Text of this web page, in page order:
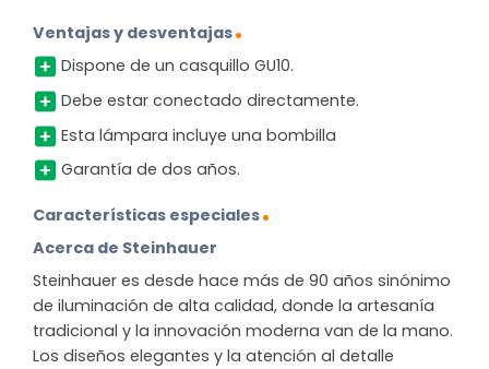
Ventajas y desventajas
Dispone de un casquillo GU10.
Debe estar conectado directamente.
Esta lámpara incluye una bombilla
Garantía de dos años.
Características especiales
Acerca de Steinhauer
Steinhauer es desde hace más de 90 años sinónimo
de iluminación de alta calidad, donde la artesanía
tradicional y la innovación moderna van de la mano.
Los diseños elegantes y la atención al detalle